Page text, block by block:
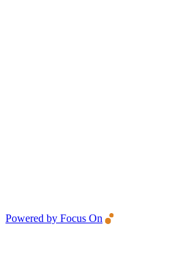
Powered by Focus On